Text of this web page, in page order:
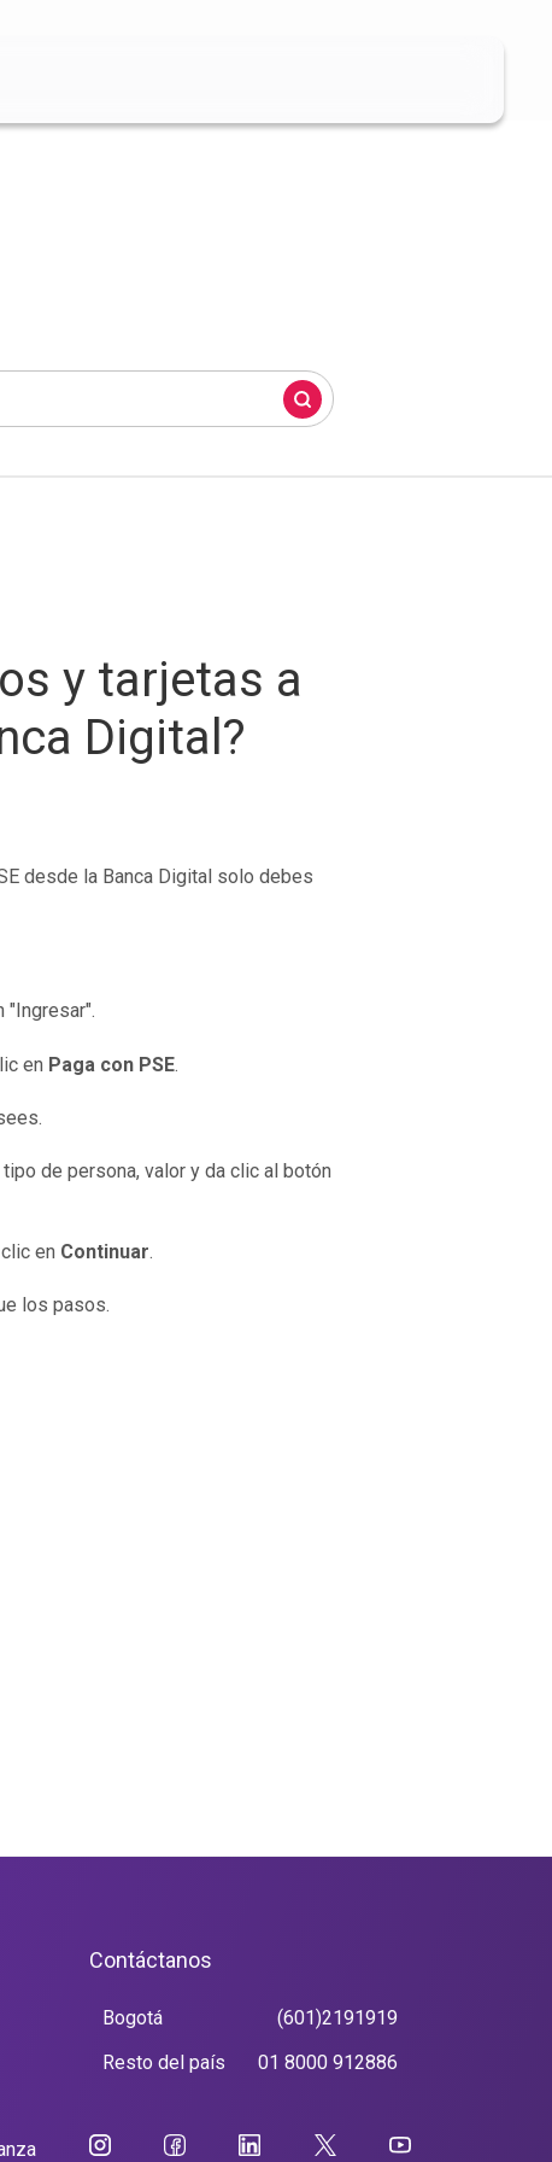
y tarjetas a
Digital?
desde la Banca Digital solo debes
"Ingresar".
en Paga con PSE.
de persona, valor y da clic al botón
en Continuar.
los pasos.
Contáctanos
Bogotá
(601)2191919
Resto del país
01 8000 912886